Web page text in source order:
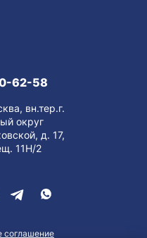
62-58
вн.тер.г.
округ
д. 17,
11Н/2
соглашение